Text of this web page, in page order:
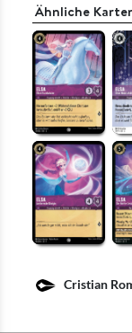
Ähnliche
Cristian